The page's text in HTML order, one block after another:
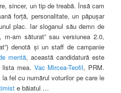
sincer, un tip de treabă. Însă cam
forţă, personalitate, un păpuşar
plac. Iar sloganul său demn de
am săturat” sau versiunea 2.0,
denotă şi un staff de campanie
mentă, această candidatură este
mea. Vac Mircea-Teofil, PRM.
fel cu numărul voturilor pe care le
e băiatul …